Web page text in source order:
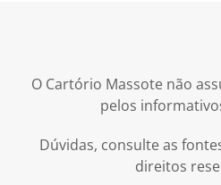
O Cartório Massote não
pelos
Dúvidas, consulte as
direitos